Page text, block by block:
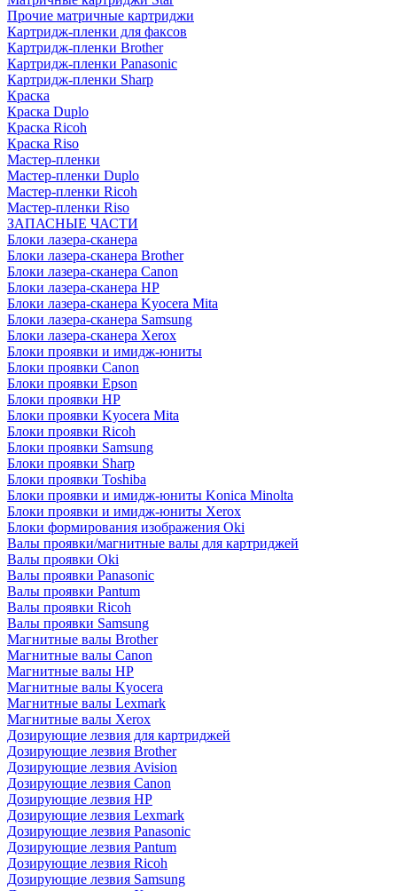
Прочие матричные картриджи
Картридж-пленки для факсов
Картридж-пленки Brother
Картридж-пленки Panasonic
Картридж-пленки Sharp
Краска
Краска Duplo
Краска Ricoh
Краска Riso
Мастер-пленки
Мастер-пленки Duplo
Мастер-пленки Ricoh
Мастер-пленки Riso
ЗАПАСНЫЕ ЧАСТИ
Блоки лазера-сканера
Блоки лазера-сканера Brother
Блоки лазера-сканера Canon
Блоки лазера-сканера HP
Блоки лазера-сканера Kyocera Mita
Блоки лазера-сканера Samsung
Блоки лазера-сканера Xerox
Блоки проявки и имидж-юниты
Блоки проявки Canon
Блоки проявки Epson
Блоки проявки HP
Блоки проявки Kyocera Mita
Блоки проявки Ricoh
Блоки проявки Samsung
Блоки проявки Sharp
Блоки проявки Toshiba
Блоки проявки и имидж-юниты Konica Minolta
Блоки проявки и имидж-юниты Xerox
Блоки формирования изображения Oki
Валы проявки/магнитные валы для картриджей
Валы проявки Oki
Валы проявки Panasonic
Валы проявки Pantum
Валы проявки Ricoh
Валы проявки Samsung
Магнитные валы Brother
Магнитные валы Canon
Магнитные валы HP
Магнитные валы Kyocera
Магнитные валы Lexmark
Магнитные валы Xerox
Дозирующие лезвия для картриджей
Дозирующие лезвия Brother
Дозирующие лезвия Avision
Дозирующие лезвия Canon
Дозирующие лезвия HP
Дозирующие лезвия Lexmark
Дозирующие лезвия Panasonic
Дозирующие лезвия Pantum
Дозирующие лезвия Ricoh
Дозирующие лезвия Samsung